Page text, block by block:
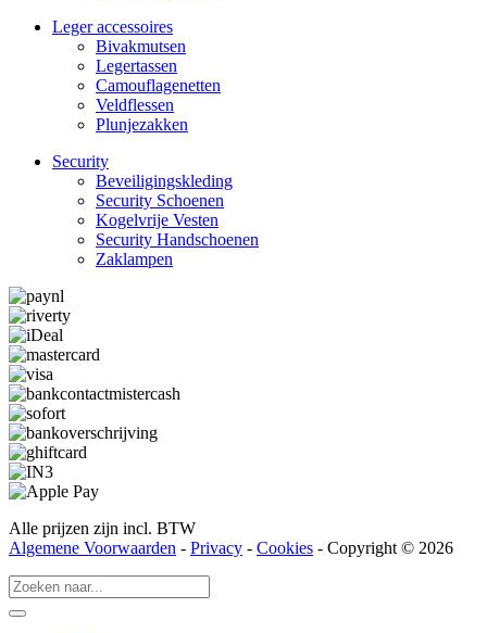
Leger accessoires
Bivakmutsen
Legertassen
Camouflage­­netten
Veldflessen
Plunjezakken
Security
Beveiligings­­kleding
Security Schoenen
Kogelvrije Vesten
Security Hand­­schoenen
Zaklampen
Alle prijzen zijn incl. BTW
Algemene Voorwaarden - Privacy - Cookies - Copyright © 2026